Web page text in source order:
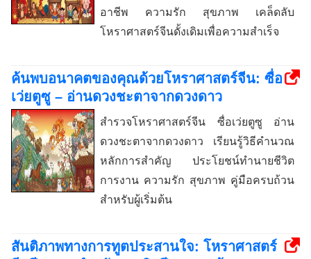
อาชีพ ความรัก สุขภาพ เคล็ดลับ
โหราศาสตร์จีนดั้งเดิมเพื่อความสำเร็จ
ค้นพบอนาคตของคุณด้วยโหราศาสตร์จีน: ซื่อ
เว่ยตูซู – อ่านดวงชะตาจากดวงดาว
สำรวจโหราศาสตร์จีน ซื่อเว่ยตูซู อ่าน
ดวงชะตาจากดวงดาว เรียนรู้วิธีคำนวณ
หลักการสำคัญ ประโยชน์ทำนายชีวิต
การงาน ความรัก สุขภาพ คู่มือครบถ้วน
สำหรับผู้เริ่มต้น
สันติภาพทางการทูตประสานใจ: โหราศาสตร์